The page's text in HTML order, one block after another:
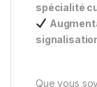
spécialité
Que vous